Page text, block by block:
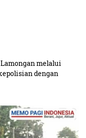
melalui
dengan